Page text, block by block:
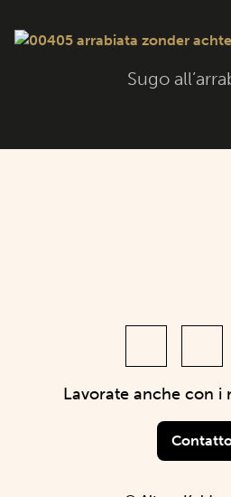
Sugo
Lavorate anche con i